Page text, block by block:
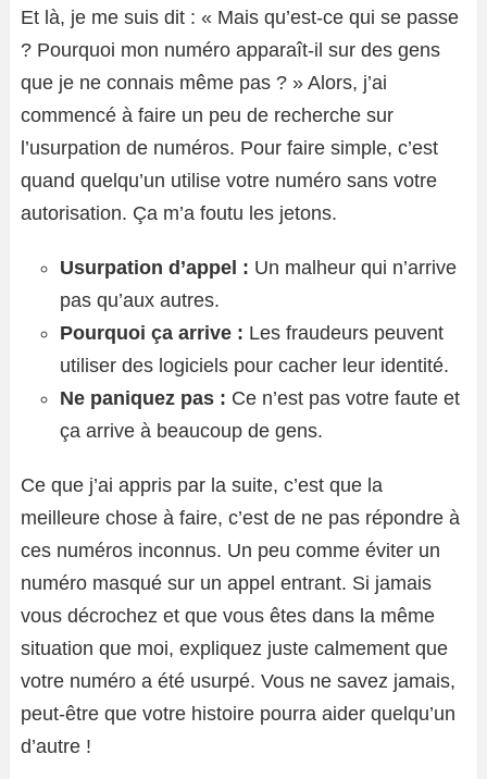
Et là, je me suis dit : « Mais qu’est-ce qui se passe
? Pourquoi mon numéro apparaît-il sur des gens
que je ne connais même pas ? » Alors, j’ai
commencé à faire un peu de recherche sur
l’usurpation de numéros. Pour faire simple, c’est
quand quelqu’un utilise votre numéro sans votre
autorisation. Ça m’a foutu les jetons.
Usurpation d’appel : Un malheur qui n’arrive
pas qu’aux autres.
Pourquoi ça arrive : Les fraudeurs peuvent
utiliser des logiciels pour cacher leur identité.
Ne paniquez pas : Ce n’est pas votre faute et
ça arrive à beaucoup de gens.
Ce que j’ai appris par la suite, c’est que la
meilleure chose à faire, c’est de ne pas répondre à
ces numéros inconnus. Un peu comme éviter un
numéro masqué sur un appel entrant. Si jamais
vous décrochez et que vous êtes dans la même
situation que moi, expliquez juste calmement que
votre numéro a été usurpé. Vous ne savez jamais,
peut-être que votre histoire pourra aider quelqu’un
d’autre !